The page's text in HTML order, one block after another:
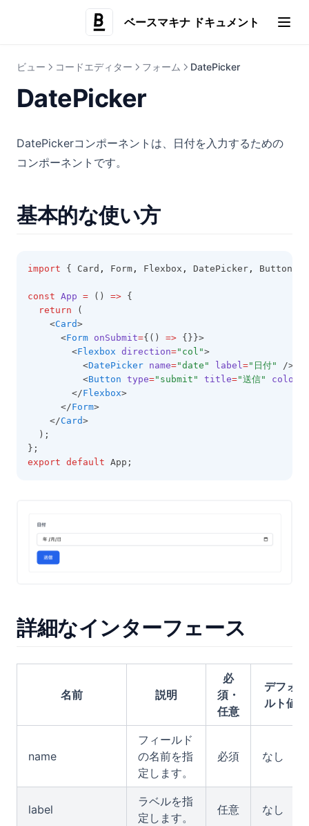
ベースマキナ ドキュメント
(opens
マスターデータの多言語翻訳
UIビルダーとは
環境別のアクション表示・非表示設定
ご質問・ご要望
(opens in a new tab)
ビュー コードエディター フォーム DatePicker
DatePicker
DatePickerコンポーネントは、日付を入力するための
コンポーネントです。
基本的な使い方
import { Card , Form , Flexbox , DatePicker , Button }
const App = () => {
return (
    <
Card>
      <
Form onSubmit={() => {}}>
        <
Flexbox direction="col">
          <
DatePicker name="date" label="日付"
/>
          <
Button type="submit" title="送信" color
        </
Flexbox>
      </
Form>
    </
Card>
  );
};
export default App;
詳細なインターフェース
名前 説明
必
須・
任意
デフォ
ルト値
name
フィールド
の名前を指
定します。
必須 なし
label
ラベルを指
定します。
任意 なし